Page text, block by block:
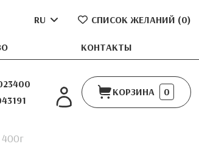
КОНТАКТЫ
RU СПИСОК ЖЕЛАНИЙ (0)
КОРЗИНА 0